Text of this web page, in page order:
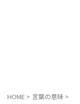
HOME > 言葉の意味 >